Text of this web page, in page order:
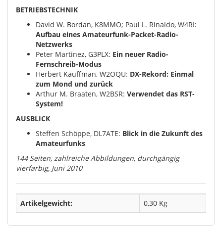
BETRIEBSTECHNIK
David W. Bordan, K8MMO; Paul L. Rinaldo, W4RI:
Aufbau eines Amateurfunk-Packet-Radio-
Netzwerks
Peter Martinez, G3PLX: Ein neuer Radio-
Fernschreib-Modus
Herbert Kauffman, W2OQU: DX-Rekord: Einmal
zum Mond und zurück
Arthur M. Braaten, W2BSR: Verwendet das RST-
System!
AUSBLICK
Steffen Schöppe, DL7ATE: Blick in die Zukunft des
Amateurfunks
144 Seiten, zahlreiche Abbildungen, durchgängig
vierfarbig, Juni 2010
Artikelgewicht: 0,30 Kg